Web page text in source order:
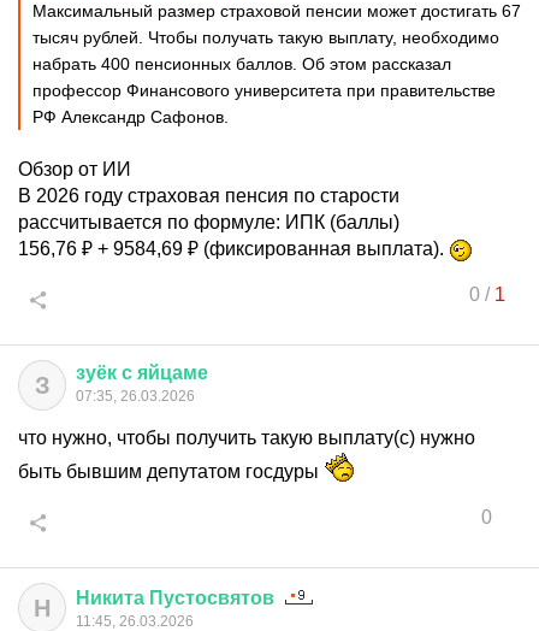
Максимальный размер страховой пенсии может достигать 67
тысяч рублей. Чтобы получать такую выплату, необходимо
набрать 400 пенсионных баллов. Об этом рассказал
профессор Финансового университета при правительстве
РФ Александр Сафонов.
Обзор от ИИ
В 2026 году страховая пенсия по старости
рассчитывается по формуле: ИПК (баллы)
156,76 ₽ + 9584,69 ₽ (фиксированная выплата).
0/ 1
З зуёк с яйцаме
07:35, 26.03.2026
что нужно, чтобы получить такую выплату(с) нужно
быть бывшим депутатом госдуры
0
Н Никита Пустосвятов
11:45, 26.03.2026